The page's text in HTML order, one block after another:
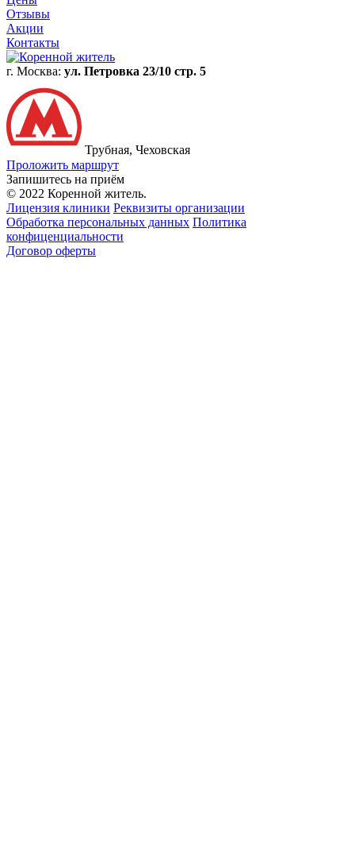
Отзывы
Акции
Контакты
г. Москва: ул. Петровка 23/10 стр. 5
Трубная, Чеховская
Проложить маршрут
Запишитесь на приём
© 2022 Коренной житель.
Лицензия клиники Реквизиты организации
Обработка персональных данных Политика
конфиценциальности
Договор оферты